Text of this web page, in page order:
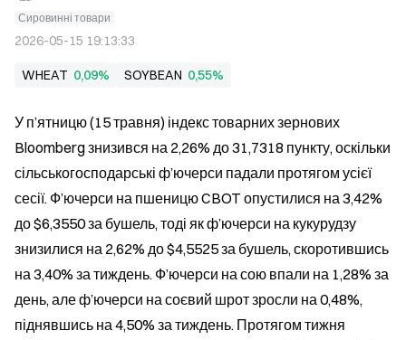
Сировинні товари
2026-05-15 19:13:33
WHEAT 0,09% SOYBEAN 0,55%
У п’ятницю (15 травня) індекс товарних зернових
Bloomberg знизився на 2,26% до 31,7318 пункту, оскільки
сільськогосподарські ф’ючерси падали протягом усієї
сесії. Ф’ючерси на пшеницю CBOT опустилися на 3,42%
до $6,3550 за бушель, тоді як ф’ючерси на кукурудзу
знизилися на 2,62% до $4,5525 за бушель, скоротившись
на 3,40% за тиждень. Ф’ючерси на сою впали на 1,28% за
день, але ф’ючерси на соєвий шрот зросли на 0,48%,
піднявшись на 4,50% за тиждень. Протягом тижня